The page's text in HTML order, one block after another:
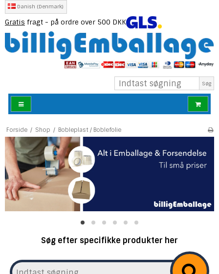
Danish (Denmark)
Gratis fragt - på ordre over 500 DKK
Søg
Forside / Shop / Bobleplast / Boblefolie
Søg efter specifikke produkter her